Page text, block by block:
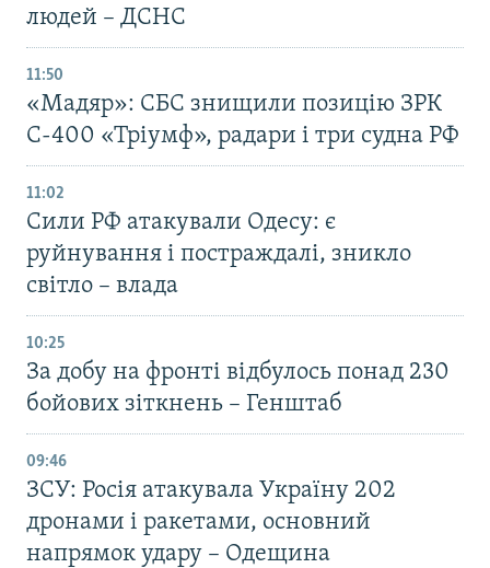
людей – ДСНС
11:50
«Мадяр»: СБС знищили позицію ЗРК
С-400 «Тріумф», радари і три судна РФ
11:02
Сили РФ атакували Одесу: є
руйнування і постраждалі, зникло
світло – влада
10:25
За добу на фронті відбулось понад 230
бойових зіткнень – Генштаб
09:46
ЗСУ: Росія атакувала Україну 202
дронами і ракетами, основний
напрямок удару – Одещина